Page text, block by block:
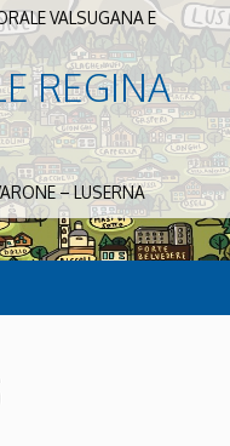
VALSUGANA E
REGINA
– LUSERNA